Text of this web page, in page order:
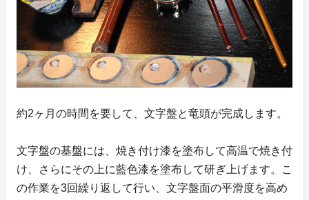
約2ヶ月の時間を要して、文字盤と竜頭が完成します。
文字盤の基盤には、焼き付け漆を塗布して高温で焼き付
け、さらにその上に藍色漆を塗布して研ぎ上げます。こ
の作業を3回繰り返して行い、文字盤面の平滑度を高め